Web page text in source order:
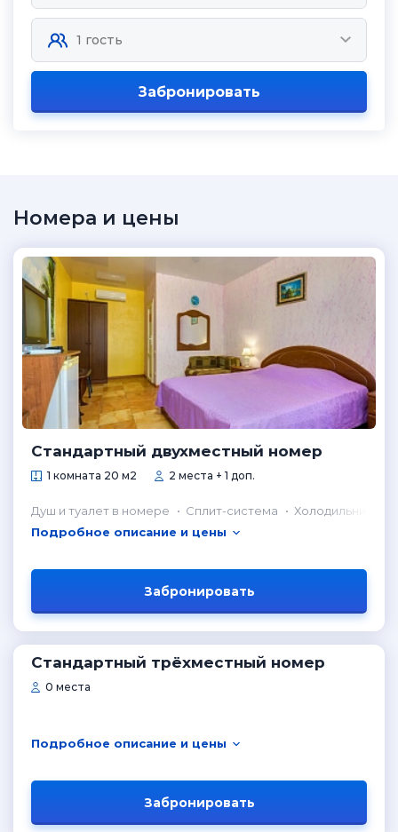
Забронировать
Номера и цены
Стандартный двухместный номер
1 комната 20 м2 2 места + 1 доп.
Душ и туалет в номере Сплит-система
Холодильник в
Подробное описание и цены
Забронировать
Стандартный трёхместный номер
0 места
Подробное описание и цены
Забронировать